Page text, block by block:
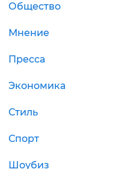
Общество
Мнение
Пресса
Экономика
Стиль
Спорт
Шоубиз